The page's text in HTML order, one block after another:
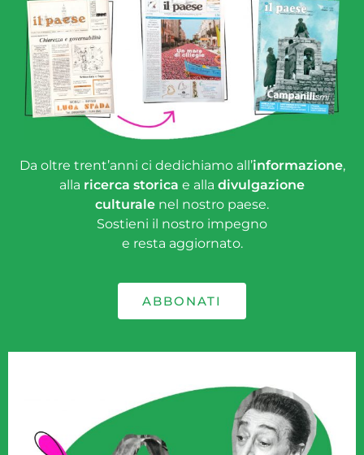
Da oltre trent’anni ci dedichiamo all’informazione,
alla ricerca storica e alla divulgazione
culturale nel nostro paese.
Sostieni il nostro impegno
e resta aggiornato.
ABBONATI